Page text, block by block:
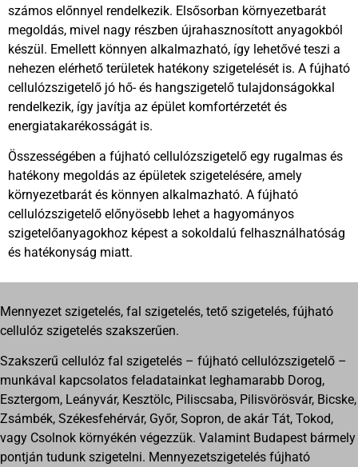
számos előnnyel rendelkezik. Elsősorban környezetbarát
megoldás, mivel nagy részben újrahasznosított anyagokból
készül. Emellett könnyen alkalmazható, így lehetővé teszi a
nehezen elérhető területek hatékony szigetelését is. A fújható
cellulózszigetelő jó hő- és hangszigetelő tulajdonságokkal
rendelkezik, így javítja az épület komfortérzetét és
energiatakarékosságát is.
Összességében a fújható cellulózszigetelő egy rugalmas és
hatékony megoldás az épületek szigetelésére, amely
környezetbarát és könnyen alkalmazható. A fújható
cellulózszigetelő előnyösebb lehet a hagyományos
szigetelőanyagokhoz képest a sokoldalú felhasználhatóság
és hatékonyság miatt.
Mennyezet szigetelés, fal szigetelés, tető szigetelés, fújható
cellulóz szigetelés szakszerűen.
Szakszerű cellulóz fal szigetelés – fújható cellulózszigetelő –
munkával kapcsolatos feladatainkat leghamarabb Dorog,
Esztergom, Leányvár, Kesztölc, Piliscsaba, Pilisvörösvár, Bicske,
Zsámbék, Székesfehérvár, Győr, Sopron, de akár Tát, Tokod,
vagy Csolnok környékén végezzük. Valamint Budapest bármely
pontján tudunk szigetelni. Mennyezetszigetelés fújható